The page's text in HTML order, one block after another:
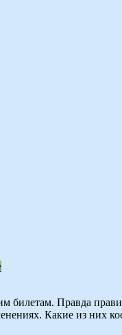
билетам. Правда
Какие из них